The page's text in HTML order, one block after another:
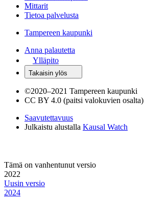
Mittarit
Tietoa palvelusta
Tampereen kaupunki
Anna palautetta
Ylläpito
Takaisin ylös
©2020–2021 Tampereen kaupunki
CC BY 4.0 (paitsi valokuvien osalta)
Saavutettavuus
Julkaistu alustalla Kausal Watch
Tämä on vanhentunut versio
2022
Uusin versio
2024